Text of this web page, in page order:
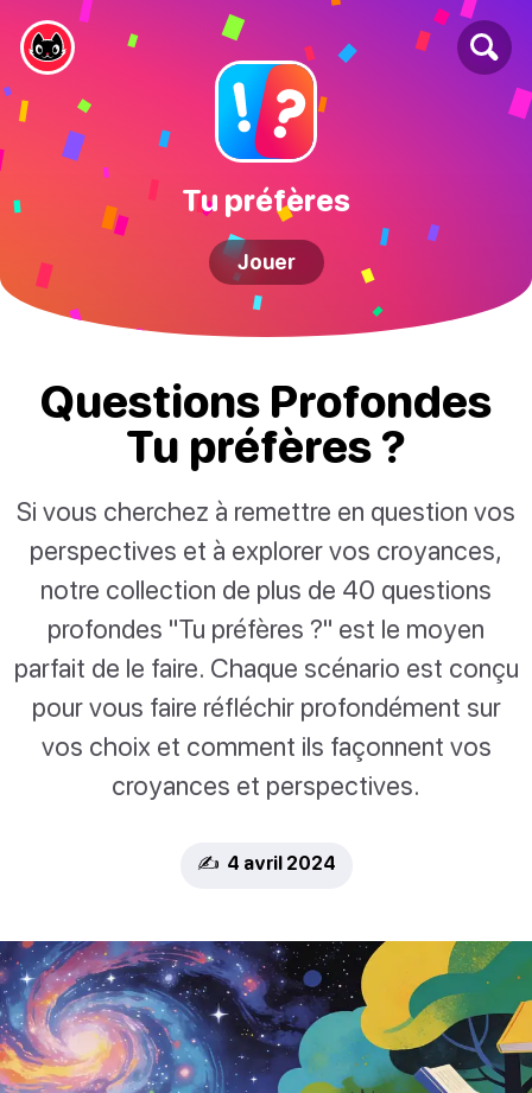
Tu préfères
Jouer
Questions Profondes
Tu préfères ?
Si vous cherchez à remettre en question vos
perspectives et à explorer vos croyances,
notre collection de plus de 40 questions
profondes "Tu préfères ?" est le moyen
parfait de le faire. Chaque scénario est conçu
pour vous faire réfléchir profondément sur
vos choix et comment ils façonnent vos
croyances et perspectives.
✍️ 4 avril 2024